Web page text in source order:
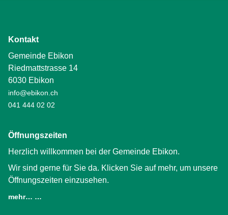
Kontakt
Gemeinde Ebikon
Riedmattstrasse 14
6030 Ebikon
info@ebikon.ch
041 444 02 02
Öffnungszeiten
Herzlich willkommen bei der Gemeinde Ebikon.
Wir sind gerne für Sie da. Klicken Sie auf mehr, um unsere
Öffnungszeiten einzusehen.
mehr… …